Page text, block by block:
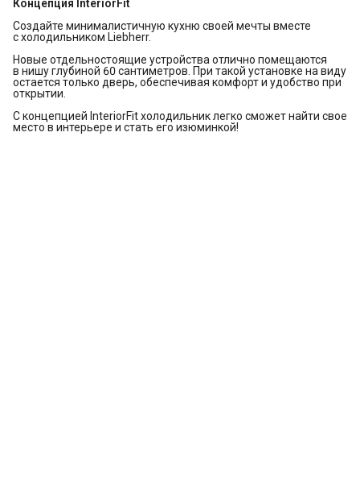
Концепция InteriorFit
Создайте минималистичную кухню своей мечты вместе
с холодильником Liebherr.
Новые отдельностоящие устройства отлично помещаются
в нишу глубиной 60 сантиметров. При такой установке на виду
остается только дверь, обеспечивая комфорт и удобство при
открытии.
С концепцией InteriorFit холодильник легко сможет найти свое
место в интерьере и стать его изюминкой!